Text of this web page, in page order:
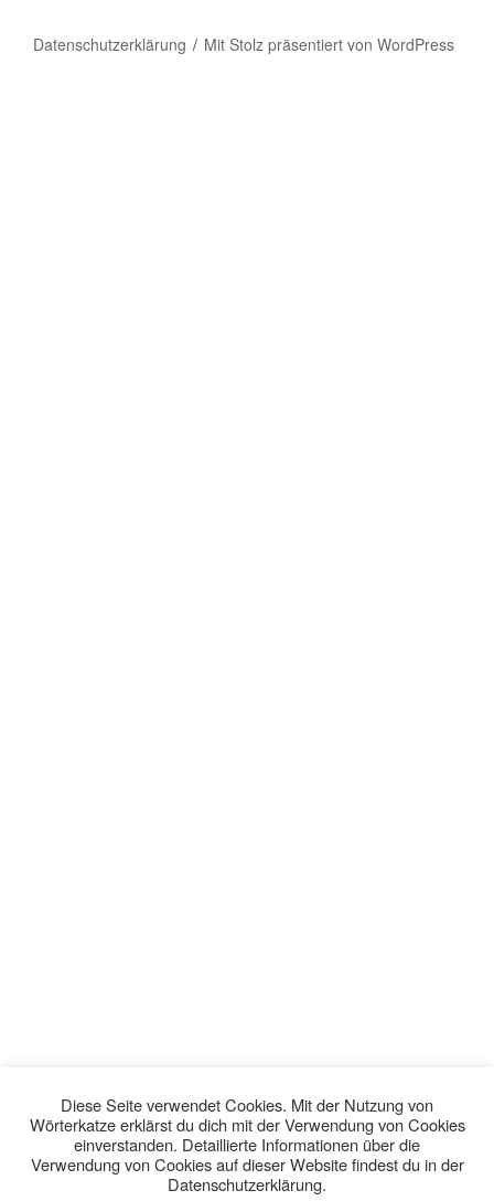
Datenschutzerklärung Mit Stolz präsentiert von WordPress
Diese Seite verwendet Cookies. Mit der Nutzung von
Wörterkatze erklärst du dich mit der Verwendung von Cookies
einverstanden. Detaillierte Informationen über die
Verwendung von Cookies auf dieser Website findest du in der
Datenschutzerklärung.